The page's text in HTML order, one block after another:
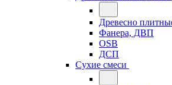
Древесно
Фанера, ДВП
OSB
ДСП
Сухие смеси